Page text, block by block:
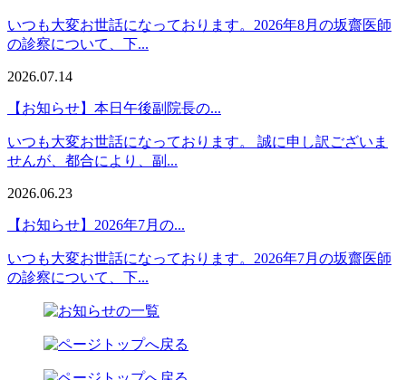
いつも大変お世話になっております。2026年8月の坂齋医師
の診察について、下...
2026.07.14
【お知らせ】本日午後副院長の...
いつも大変お世話になっております。 誠に申し訳ございま
せんが、都合により、副...
2026.06.23
【お知らせ】2026年7月の...
いつも大変お世話になっております。2026年7月の坂齋医師
の診察について、下...